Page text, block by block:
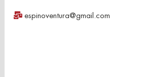
espinoventura@gmail.com